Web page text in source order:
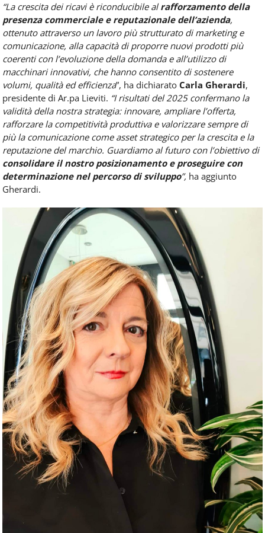
“La crescita dei ricavi è riconducibile alrafforzamento della
presenza commerciale e reputazionale dell’azienda,
ottenuto attraverso un lavoro più strutturato di marketing e
comunicazione, alla capacità di proporre nuovi prodotti più
coerenti con l’evoluzione della domanda e all’utilizzo di
macchinari innovativi, che hanno consentito di sostenere
volumi, qualità ed efficienza”, ha dichiarato Carla Gherardi,
presidente di Ar.pa Lieviti. “I risultati del 2025 confermano la
validità della nostra strategia: innovare, ampliare l’offerta,
rafforzare la competitività produttiva e valorizzare sempre di
più la comunicazione come asset strategico per la crescita e la
reputazione del marchio. Guardiamo al futuro con l’obiettivo di
consolidare il nostro posizionamento e proseguire con
determinazione nel percorso di sviluppo”, ha aggiunto
Gherardi.